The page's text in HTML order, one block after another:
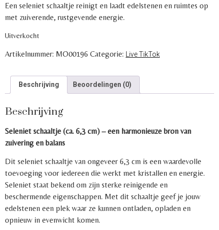
Een seleniet schaaltje reinigt en laadt edelstenen en ruimtes op
met zuiverende, rustgevende energie.
Uitverkocht
Artikelnummer: MO00196 Categorie: Live TikTok
Beschrijving Beoordelingen (0)
Beschrijving
Seleniet schaaltje (ca. 6,3 cm) – een harmonieuze bron van
zuivering en balans
Dit seleniet schaaltje van ongeveer 6,3 cm is een waardevolle
toevoeging voor iedereen die werkt met kristallen en energie.
Seleniet staat bekend om zijn sterke reinigende en
beschermende eigenschappen. Met dit schaaltje geef je jouw
edelstenen een plek waar ze kunnen ontladen, opladen en
opnieuw in evenwicht komen.